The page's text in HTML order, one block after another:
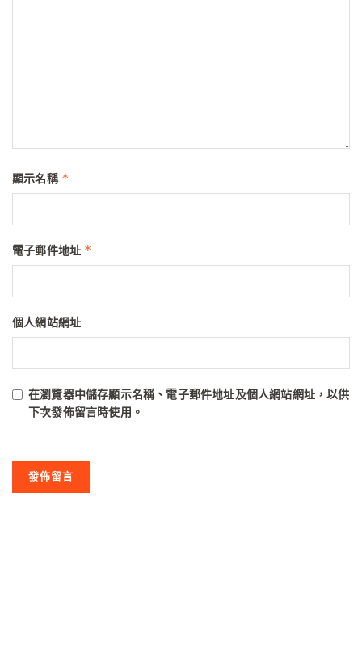
顯示名稱 *
電子郵件地址 *
個人網站網址
在瀏覽器中儲存顯示名稱、電子郵件地址及個人網站網址，以供
下次發佈留言時使用。